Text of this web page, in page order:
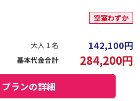
空室わずか
大人１名 142,100円
基本代金合計 284,200円
プランの詳細